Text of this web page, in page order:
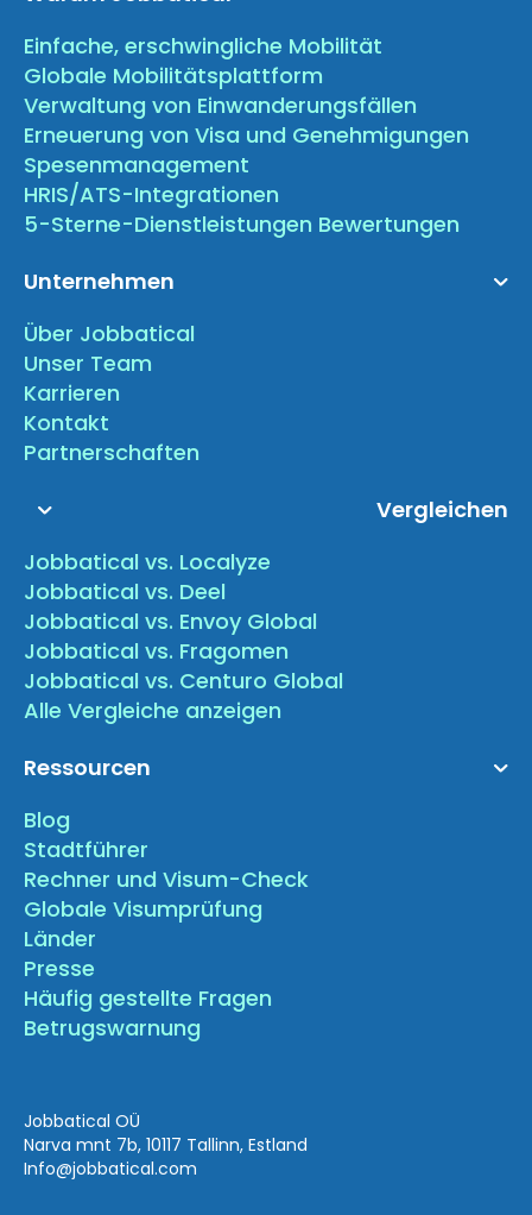
Einfache, erschwingliche Mobilität
Globale Mobilitätsplattform
Verwaltung von Einwanderungsfällen
Erneuerung von Visa und Genehmigungen
Spesenmanagement
HRIS/ATS-Integrationen
5-Sterne-Dienstleistungen Bewertungen
Unternehmen
Über Jobbatical
Unser Team
Karrieren
Kontakt
Partnerschaften
Vergleichen
Jobbatical vs. Localyze
Jobbatical vs. Deel
Jobbatical vs. Envoy Global
Jobbatical vs. Fragomen
Jobbatical vs. Centuro Global
Alle Vergleiche anzeigen
Ressourcen
Blog
Stadtführer
Rechner und Visum-Check
Globale Visumprüfung
Länder
Presse
Häufig gestellte Fragen
Betrugswarnung
Jobbatical OÜ
Narva mnt 7b, 10117 Tallinn, Estland
Info@jobbatical.com